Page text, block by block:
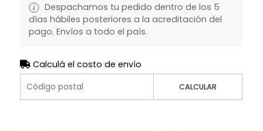
Despachamos tu pedido dentro de los 5
días hábiles posteriores a la acreditación del
pago. Envíos a todo el país.
Calculá el costo de envío
CALCULAR